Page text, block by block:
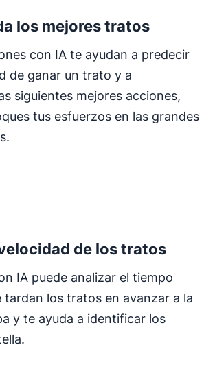
los mejores tratos
con IA te ayudan a predecir
de ganar un trato y a
siguientes mejores acciones,
tus esfuerzos en las grandes
de los tratos
IA puede analizar el tiempo
tardan los tratos en avanzar a la
y te ayuda a identificar los